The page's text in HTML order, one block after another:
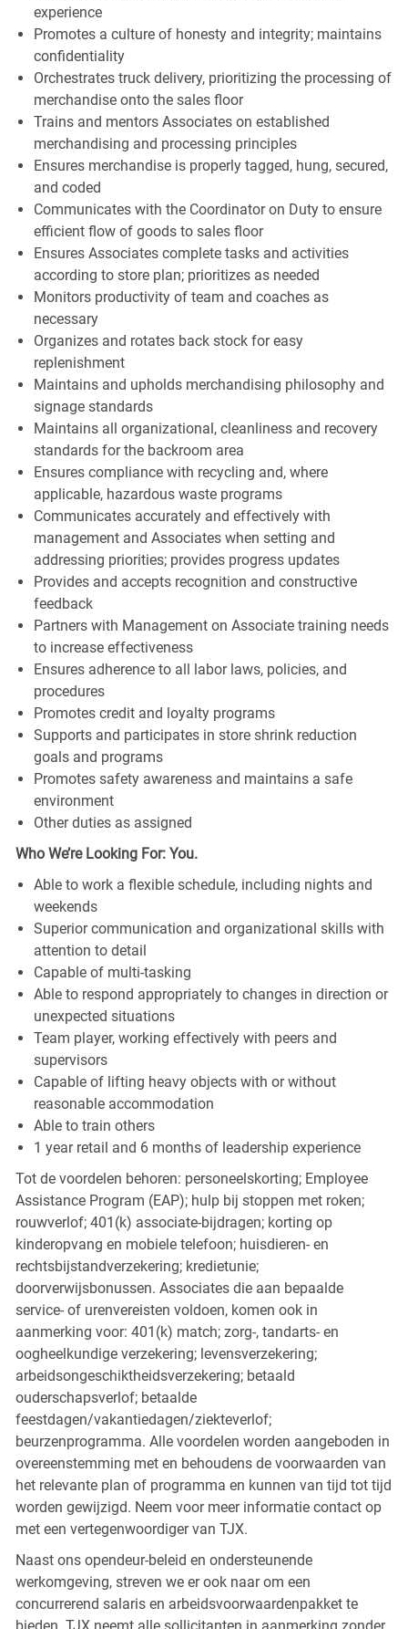
experience
Promotes a culture of honesty and integrity; maintains
confidentiality
Orchestrates truck delivery, prioritizing the processing of
merchandise onto the sales floor
Trains and mentors Associates on established
merchandising and processing principles
Ensures merchandise is properly tagged, hung, secured,
and coded
Communicates with the Coordinator on Duty to ensure
efficient flow of goods to sales floor
Ensures Associates complete tasks and activities
according to store plan; prioritizes as needed
Monitors productivity of team and coaches as
necessary
Organizes and rotates back stock for easy
replenishment
Maintains and upholds merchandising philosophy and
signage standards
Maintains all organizational, cleanliness and recovery
standards for the backroom area
Ensures compliance with recycling and, where
applicable, hazardous waste programs
Communicates accurately and effectively with
management and Associates when setting and
addressing priorities; provides progress updates
Provides and accepts recognition and constructive
feedback
Partners with Management on Associate training needs
to increase effectiveness
Ensures adherence to all labor laws, policies, and
procedures
Promotes credit and loyalty programs
Supports and participates in store shrink reduction
goals and programs
Promotes safety awareness and maintains a safe
environment
Other duties as assigned
Who We’re Looking For: You.
Able to work a flexible schedule, including nights and
weekends
Superior communication and organizational skills with
attention to detail
Capable of multi-tasking
Able to respond appropriately to changes in direction or
unexpected situations
Team player, working effectively with peers and
supervisors
Capable of lifting heavy objects with or without
reasonable accommodation
Able to train others
1 year retail and 6 months of leadership experience
Tot de voordelen behoren: personeelskorting; Employee
Assistance Program (EAP); hulp bij stoppen met roken;
rouwverlof; 401(k) associate-bijdragen; korting op
kinderopvang en mobiele telefoon; huisdieren- en
rechtsbijstandverzekering; kredietunie;
doorverwijsbonussen. Associates die aan bepaalde
service- of urenvereisten voldoen, komen ook in
aanmerking voor: 401(k) match; zorg-, tandarts- en
oogheelkundige verzekering; levensverzekering;
arbeidsongeschiktheidsverzekering; betaald
ouderschapsverlof; betaalde
feestdagen/vakantiedagen/ziekteverlof;
beurzenprogramma. Alle voordelen worden aangeboden in
overeenstemming met en behoudens de voorwaarden van
het relevante plan of programma en kunnen van tijd tot tijd
worden gewijzigd. Neem voor meer informatie contact op
met een vertegenwoordiger van TJX.
Naast ons opendeur-beleid en ondersteunende
werkomgeving, streven we er ook naar om een
concurrerend salaris en arbeidsvoorwaardenpakket te
bieden. TJX neemt alle sollicitanten in aanmerking zonder